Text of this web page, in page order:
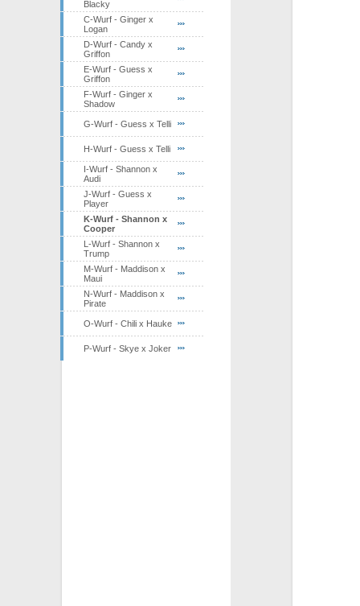
Blacky
C-Wurf - Ginger x
Logan
D-Wurf - Candy x
Griffon
E-Wurf - Guess x
Griffon
F-Wurf - Ginger x
Shadow
G-Wurf - Guess x Telli
H-Wurf - Guess x Telli
I-Wurf - Shannon x
Audi
J-Wurf - Guess x
Player
K-Wurf - Shannon x
Cooper
L-Wurf - Shannon x
Trump
M-Wurf - Maddison x
Maui
N-Wurf - Maddison x
Pirate
O-Wurf - Chili x Hauke
P-Wurf - Skye x Joker